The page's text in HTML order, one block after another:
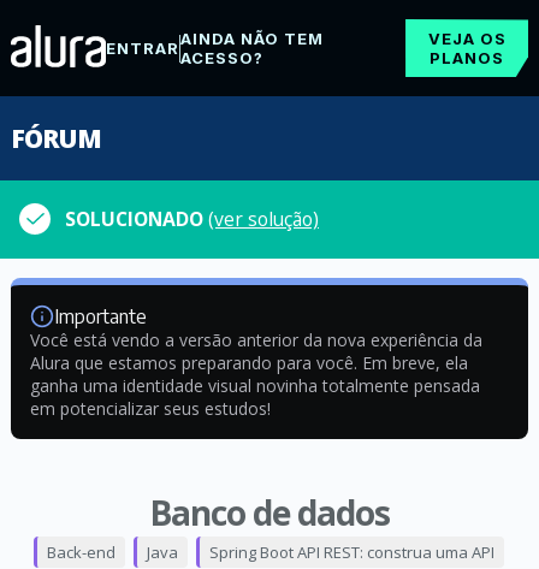
ENTRARAINDA NÃO TEM
ACESSO?
VEJA OS
PLANOS
FÓRUM
SOLUCIONADO(ver solução)
Importante
Você está vendo a versão anterior da nova experiência da
Alura que estamos preparando para você. Em breve, ela
ganha uma identidade visual novinha totalmente pensada
em potencializar seus estudos!
Banco de dados
Back-end Java Spring Boot API REST: construa uma API